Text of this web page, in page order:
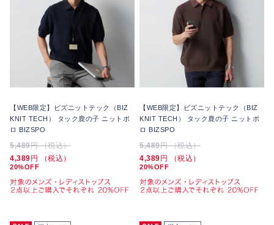
【WEB限定】ビズニットテック（BIZ
KNIT TECH） タック鹿の子 ニットポ
ロ BIZSPO
5,489円 （税込）
4,389円 （税込）
20%OFF
【WEB限定】ビズニットテック（BIZ
KNIT TECH） タック鹿の子 ニットポ
ロ BIZSPO
5,489円 （税込）
4,389円 （税込）
20%OFF